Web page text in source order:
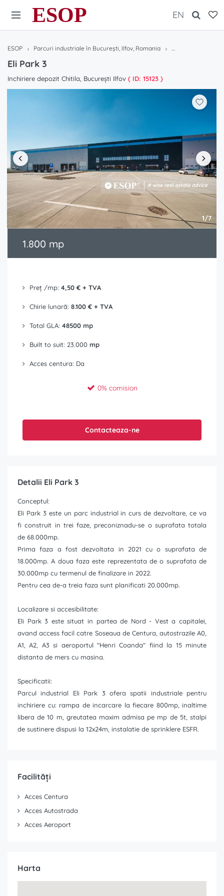
ESOP EN
ESOP Parcuri industriale în București, Ilfov, Romania Eli Park 3
Eli Park 3
Inchiriere depozit Chitila, București Ilfov ( ID: 15123 )
1/7
1.800 mp
Preț /mp: 4,50 € + TVA
Chirie lunară: 8.100 € + TVA
Total GLA: 48500 mp
Built to suit: 23.000 mp
Acces centura: Da
0% comision
Contacteaza-ne
Detalii Eli Park 3
Conceptul:
Eli Park 3 este un parc industrial in curs de dezvoltare, ce va
fi construit in trei faze, preconiznadu-se o suprafata totala
de 68.000mp.
Prima faza a fost dezvoltata in 2021 cu o suprafata de
18.000mp. A doua faza este reprezentata de o suprafata de
30.000mp cu termenul de finalizare in 2022.
Pentru cea de-a treia faza sunt planificati 20.000mp.
Localizare si accesibilitate:
Eli Park 3 este situat in partea de Nord - Vest a capitalei,
avand access facil catre Soseaua de Centura, autostrazile A0,
A1, A2, A3 si aeroportul "Henri Coanda" fiind la 15 minute
distanta de mers cu masina.
Specificatii:
Parcul industrial Eli Park 3 ofera spatii industriale pentru
inchiriere cu: rampa de incarcare la fiecare 800mp, inaltime
libera de 10 m, greutatea maxim admisa pe mp de 5t, stalpi
de sustinere dispusi la 12x24m, instalatie de sprinklere ESFR.
Facilități
Acces Centura
Acces Autostrada
Acces Aeroport
Harta